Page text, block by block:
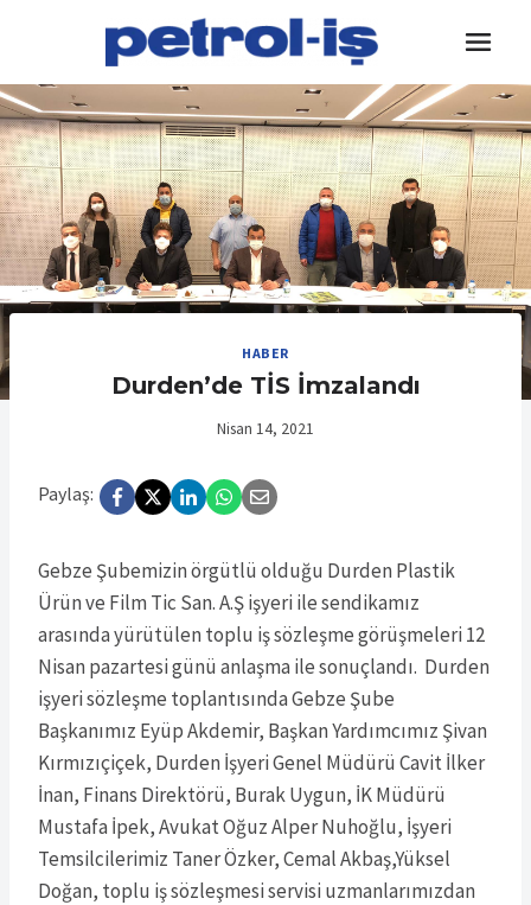
content
HABER
Durden’de TİS İmzalandı
Nisan 14, 2021
Paylaş:
Gebze Şubemizin örgütlü olduğu Durden Plastik
Ürün ve Film Tic San. A.Ş işyeri ile sendikamız
arasında yürütülen toplu iş sözleşme görüşmeleri 12
Nisan pazartesi günü anlaşma ile sonuçlandı. Durden
işyeri sözleşme toplantısında Gebze Şube
Başkanımız Eyüp Akdemir, Başkan Yardımcımız Şivan
Kırmızıçiçek, Durden İşyeri Genel Müdürü Cavit İlker
İnan, Finans Direktörü, Burak Uygun, İK Müdürü
Mustafa İpek, Avukat Oğuz Alper Nuhoğlu, İşyeri
Temsilcilerimiz Taner Özker, Cemal Akbaş,Yüksel
Doğan, toplu iş sözleşmesi servisi uzmanlarımızdan